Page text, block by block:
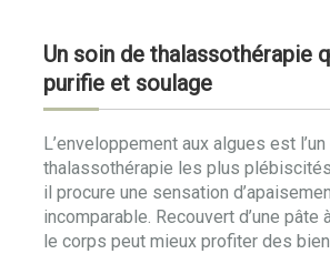
Un soin de thalassothérapie
purifie et soulage
L’enveloppement aux algues est
thalassothérapie les plus
il procure une sensation
incomparable. Recouvert d’une pâte
le corps peut mieux profiter des